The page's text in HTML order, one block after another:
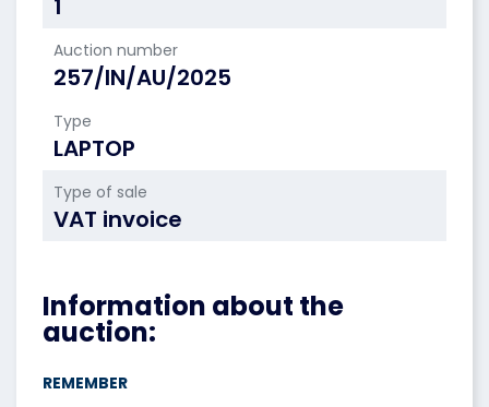
1
Auction number
257/IN/AU/2025
Type
LAPTOP
Type of sale
VAT invoice
Information about the
auction:
REMEMBER